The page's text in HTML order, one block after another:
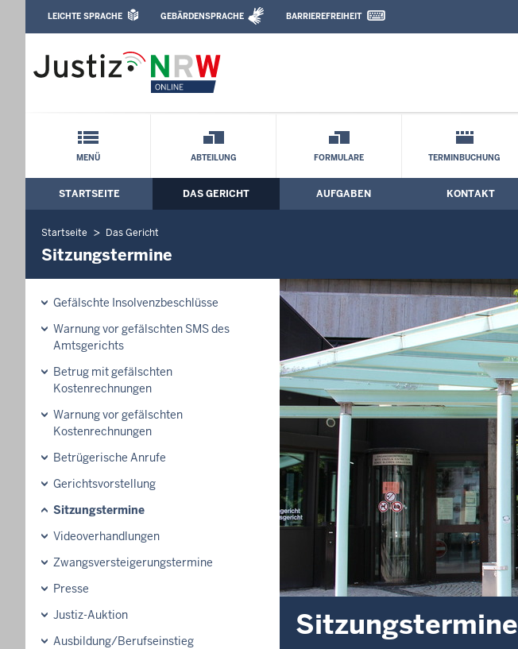
Amtsgericht Bielefeld: Sitzungstermine
Leichte Sprache, Gebärdensprachenvideo und Kontaktformular
LEICHTE SPRACHE GEBÄRDENSPRACHE BARRIEREFREIHEIT
Schnellnavigation mit Volltext-Suche
MENÜ ABTEILUNG FORMULARE TERMINBUCHUNG
Hauptmenü: Hauptnavigation
STARTSEITE DAS GERICHT AUFGABEN KONTAKT
Startseite Das Gericht
Sitzungstermine
Gefälschte Insolvenzbeschlüsse
Warnung vor gefälschten SMS des
Amtsgerichts
Betrug mit gefälschten
Kostenrechnungen
Warnung vor gefälschten
Kostenrechnungen
Betrügerische Anrufe
Gerichtsvorstellung
Sitzungstermine
Videoverhandlungen
Zwangsversteigerungs­termine
Presse
Justiz-Auktion
Ausbildung/Berufseinstieg
Sitzungstermine